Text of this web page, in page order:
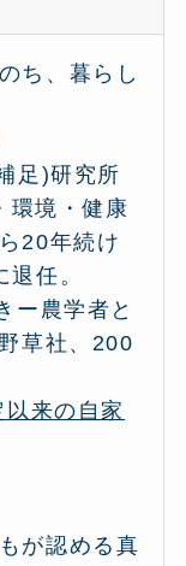
ち、暮らし
足)研究所
環境・健康
20年続け
任。
ー農学者と
草社、200
来の自家
が認める真